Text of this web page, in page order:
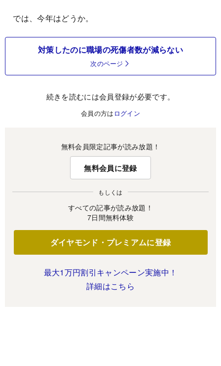
では、今年はどうか。
対策したのに職場の死傷者数が減らない
次のページ
続きを読むには会員登録が必要です。
会員の方は ログイン
無料会員限定記事が読み放題！
無料会員に登録
もしくは
すべての記事が読み放題！
7日間無料体験
ダイヤモンド・プレミアムに登録
最大1万円割引キャンペーン実施中！
詳細はこちら